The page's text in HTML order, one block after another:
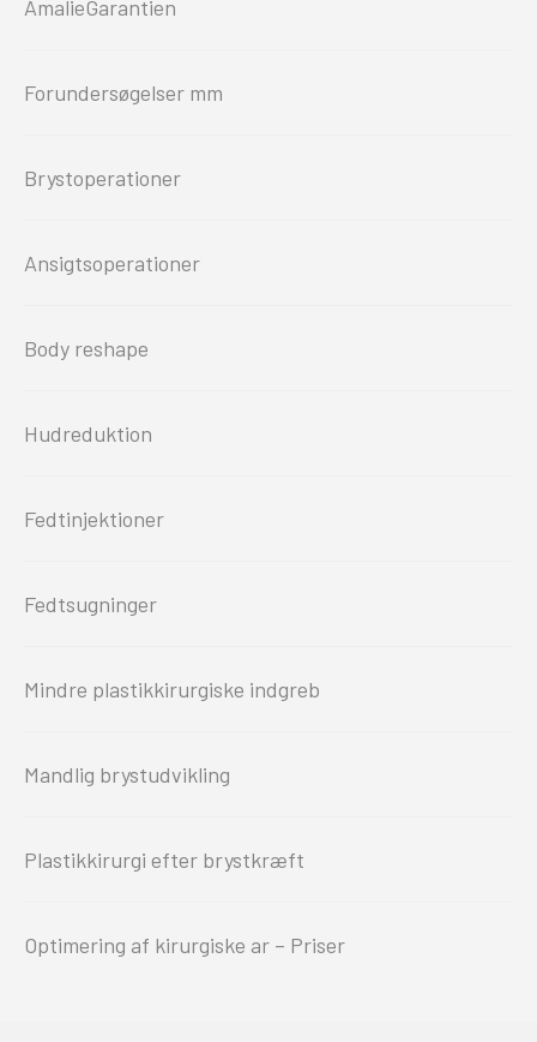
AmalieGarantien
Forundersøgelser mm
Brystoperationer
Ansigtsoperationer
Body reshape
Hudreduktion
Fedtinjektioner
Fedtsugninger
Mindre plastikkirurgiske indgreb
Mandlig brystudvikling
Plastikkirurgi efter brystkræft
Optimering af kirurgiske ar – Priser